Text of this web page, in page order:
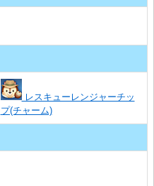
レスキューレンジャーチッ
プ(チャーム)